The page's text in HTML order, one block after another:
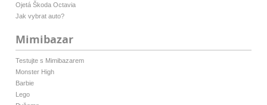
Ojetá Škoda Octavia
Jak vybrat auto?
Mimibazar
Testujte s Mimibazarem
Monster High
Barbie
Lego